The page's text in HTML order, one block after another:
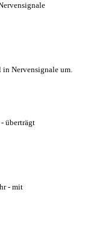
in Nervensignale um.
überträgt
- mit